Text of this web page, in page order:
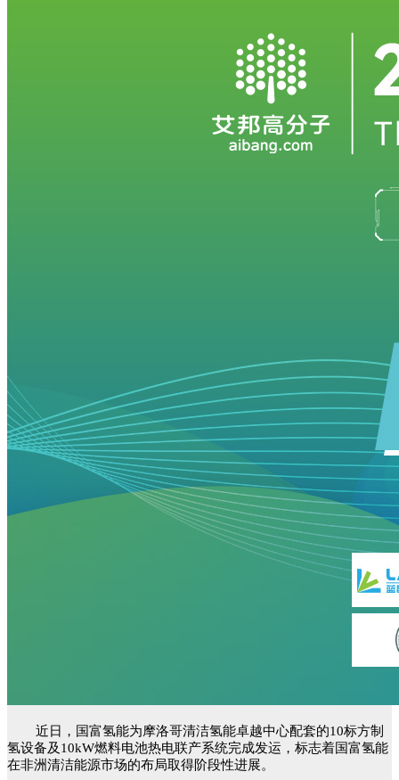
近日，国富氢能为摩洛哥清洁氢能卓越中心配套的10标方制
氢设备及10kW燃料电池热电联产系统完成发运，标志着国富氢能
在非洲清洁能源市场的布局取得阶段性进展。